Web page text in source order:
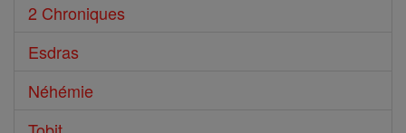
2 Chroniques
Esdras
Néhémie